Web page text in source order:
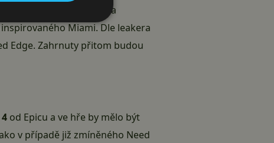
for Speed pro PC a
Miami. Dle leakera
Edge. Zahrnuty přitom budou
od Epicu a ve hře by mělo být
v případě již zmíněného Need